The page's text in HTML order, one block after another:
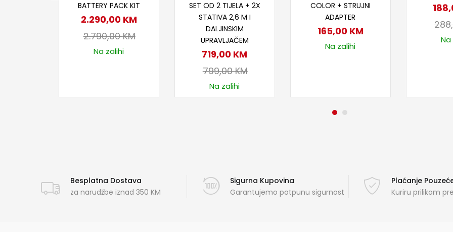
BATTERY PACK KIT
2.290,00 KM
2.790,00KM
Na zalihi
SET OD 2 TIJELA + 2X
STATIVA 2,6 M I
DALJINSKIM
UPRAVLJAČEM
719,00 KM
799,00KM
Na zalihi
COLOR + STRUJNI
ADAPTER
165,00 KM
Na zalihi
Na
Besplatna Dostava
za narudžbe iznad 350 KM
Sigurna Kupovina
Garantujemo potpunu sigurnost
Plaćanje
Kuriru prilikom